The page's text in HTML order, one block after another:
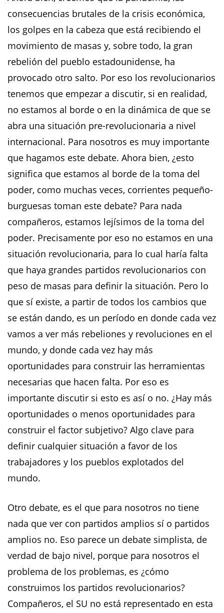
consecuencias brutales de la crisis económica,
los golpes en la cabeza que está recibiendo el
movimiento de masas y, sobre todo, la gran
rebelión del pueblo estadounidense, ha
provocado otro salto. Por eso los revolucionarios
tenemos que empezar a discutir, si en realidad,
no estamos al borde o en la dinámica de que se
abra una situación pre-revolucionaria a nivel
internacional. Para nosotros es muy importante
que hagamos este debate. Ahora bien, ¿esto
significa que estamos al borde de la toma del
poder, como muchas veces, corrientes pequeño-
burguesas toman este debate? Para nada
compañeros, estamos lejísimos de la toma del
poder. Precisamente por eso no estamos en una
situación revolucionaria, para lo cual haría falta
que haya grandes partidos revolucionarios con
peso de masas para definir la situación. Pero lo
que sí existe, a partir de todos los cambios que
se están dando, es un período en donde cada vez
vamos a ver más rebeliones y revoluciones en el
mundo, y donde cada vez hay más
oportunidades para construir las herramientas
necesarias que hacen falta. Por eso es
importante discutir si esto es así o no. ¿Hay más
oportunidades o menos oportunidades para
construir el factor subjetivo? Algo clave para
definir cualquier situación a favor de los
trabajadores y los pueblos explotados del
mundo.
Otro debate, es el que para nosotros no tiene
nada que ver con partidos amplios sí o partidos
amplios no. Eso parece un debate simplista, de
verdad de bajo nivel, porque para nosotros el
problema de los problemas, es ¿cómo
construimos los partidos revolucionarios?
Compañeros, el SU no está representado en esta